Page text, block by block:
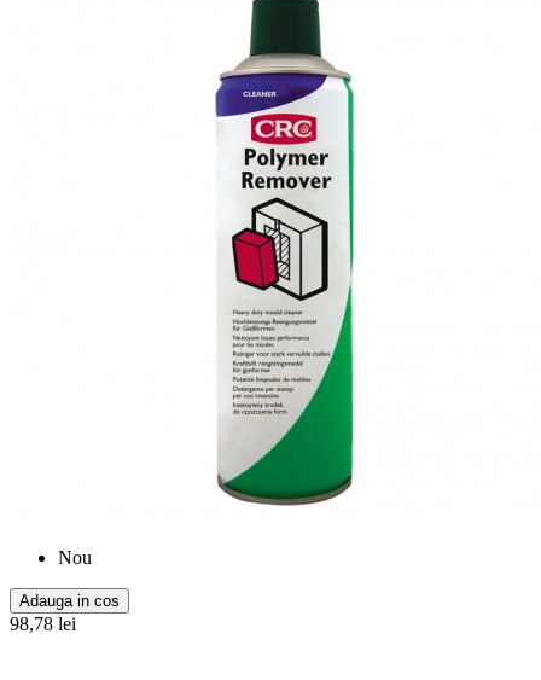
Nou
Adauga in cos
98,78 lei